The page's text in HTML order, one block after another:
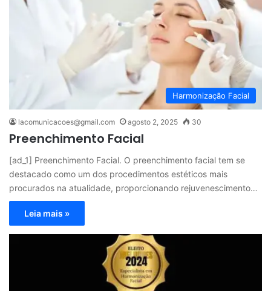
Harmonização Facial
lacomunicacoes@gmail.com agosto 2, 2025 30
Preenchimento Facial
[ad_1] Preenchimento Facial. O preenchimento facial tem se
destacado como um dos procedimentos estéticos mais
procurados na atualidade, proporcionando rejuvenescimento…
Leia mais »